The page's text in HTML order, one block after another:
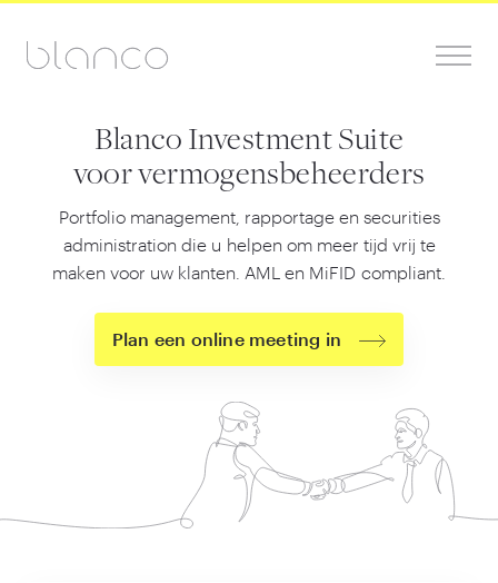
Blanco Investment Suite
voor vermogensbeheerders
Portfolio management, rapportage en securities
administration die u helpen om meer tijd vrij te
maken voor uw klanten. AML en MiFID compliant.
Plan een online meeting in